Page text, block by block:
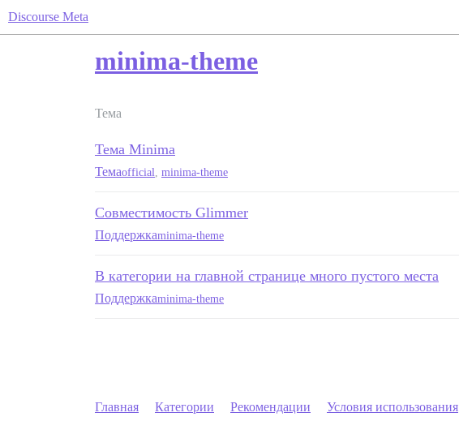
Discourse Meta
minima-theme
Тема
Тема Minima
Темаofficial minima-theme
Совместимость Glimmer
Поддержкаminima-theme
В категории на главной странице много пустого места
Поддержкаminima-theme
Главная Категории Рекомендации Условия использования